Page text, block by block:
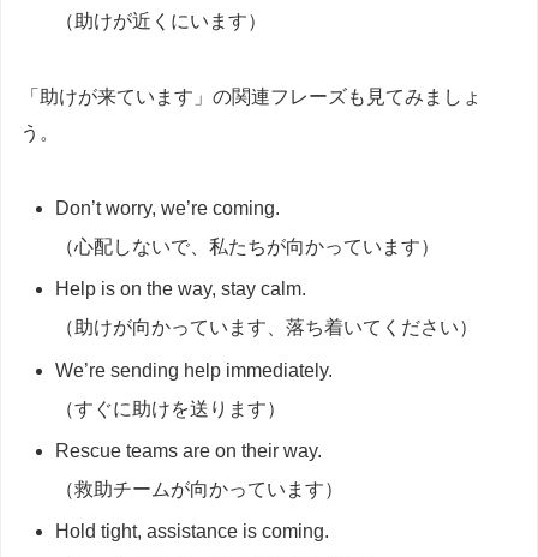
（助けが近くにいます）
「助けが来ています」の関連フレーズも見てみましょ
う。
Don’t worry, we’re coming.
（心配しないで、私たちが向かっています）
Help is on the way, stay calm.
（助けが向かっています、落ち着いてください）
We’re sending help immediately.
（すぐに助けを送ります）
Rescue teams are on their way.
（救助チームが向かっています）
Hold tight, assistance is coming.